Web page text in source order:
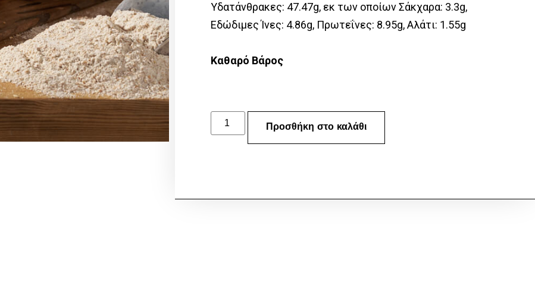
Υδατάνθρακες: 47.47g, εκ των οποίων Σάκχαρα: 3.3g,
Εδώδιμες Ίνες: 4.86g, Πρωτεΐνες: 8.95g, Αλάτι: 1.55g
Καθαρό Βάρος
Προσθήκη στο καλάθι